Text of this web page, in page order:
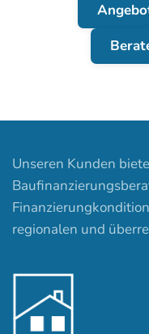
Unseren Kunden
regionalen und